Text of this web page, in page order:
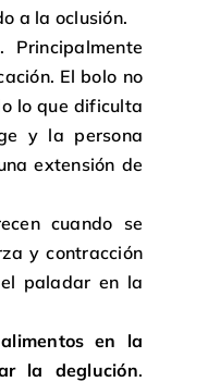
a la oclusión.
. Principalmente
El bolo no
lo que dificulta
y la persona
extensión de
cuando se
y contracción
paladar en la
en la
la deglución.